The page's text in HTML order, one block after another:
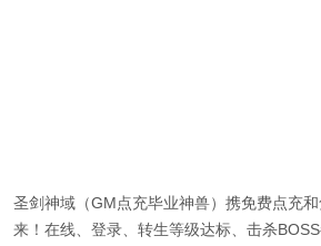
圣剑神域（GM点充毕业神兽）携免费点充
来！在线、登录、转生等级达标、击杀